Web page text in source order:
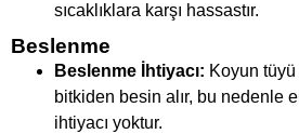
sıcaklıklara karşı hassastır.
Beslenme
Beslenme İhtiyacı: Koyun
bitkiden besin alır, bu nedenle
ihtiyacı yoktur.